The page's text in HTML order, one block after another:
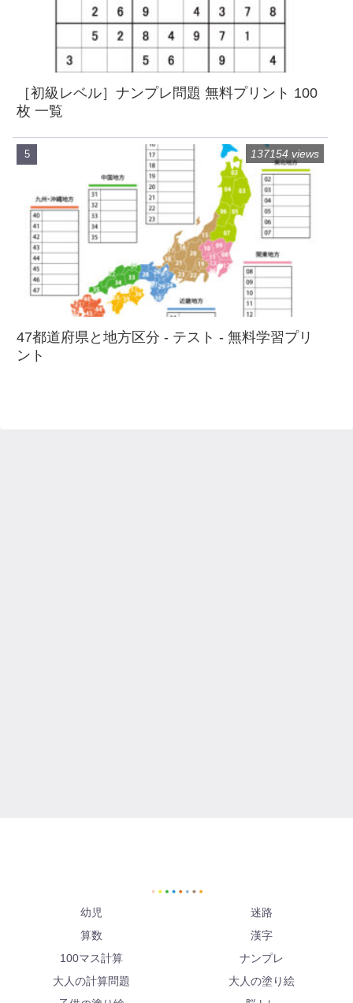
［初級レベル］ナンプレ問題 無料プリント 100
枚 一覧
47都道府県と地方区分 - テスト - 無料学習プリ
ント
137154 views
幼児
迷路
算数
漢字
100マス計算
ナンプレ
大人の計算問題
大人の塗り絵